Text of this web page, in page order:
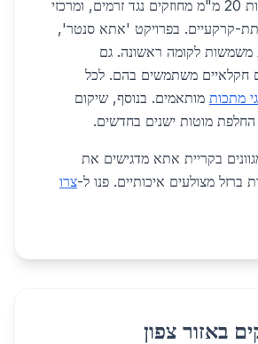
מקומיים, שם מוטות 20 מ"מ מחוזקים נגד זרמים, ומרכזי
תת-קרקעיים. בפרויקט 'אתא סנטר',
משמשות לקומה ראשונה. גם
חקלאיים משתמשים בהם. לכל
מתכות מותאמים. בנוסף, שיקום
החלפת מוטות ישנים בחדשים.
בקריית אתא מדגישים את
ברזל מצולעים איכותיים. פנו ל-צרו
באזור צפון